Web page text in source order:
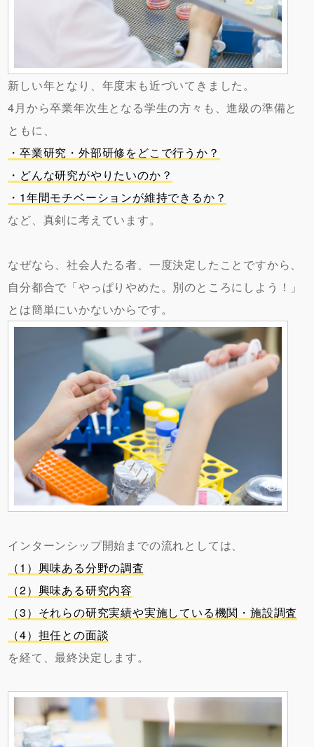
新しい年となり、年度末も近づいてきました。
4月から卒業年次生となる学生の方々も、進級の準備と
ともに、
・卒業研究・外部研修をどこで行うか？
・どんな研究がやりたいのか？
・1年間モチベーションが維持できるか？
など、真剣に考えています。
なぜなら、社会人たる者、一度決定したことですから、
自分都合で「やっぱりやめた。別のところにしよう！」
とは簡単にいかないからです。
インターンシップ開始までの流れとしては、
（1）興味ある分野の調査
（2）興味ある研究内容
（3）それらの研究実績や実施している機関・施設調査
（4）担任との面談
を経て、最終決定します。